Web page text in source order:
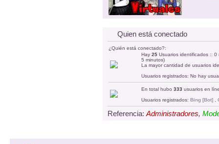
Quien está conectado
¿Quién está conectado?:
Hay 25 Usuarios identificados ::
5 minutos)
La mayor cantidad de usuarios
Usuarios registrados: No hay
En total hubo 333 usuarios en
Usuarios registrados: Bing [Bot]
Referencia: Administradores,